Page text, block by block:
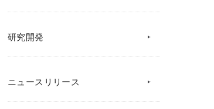
研究開発
ニュースリリース